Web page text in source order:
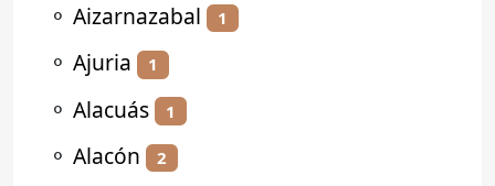
⚬ Aizarnazabal 1
⚬ Ajuria 1
⚬ Alacuás 1
⚬ Alacón 2